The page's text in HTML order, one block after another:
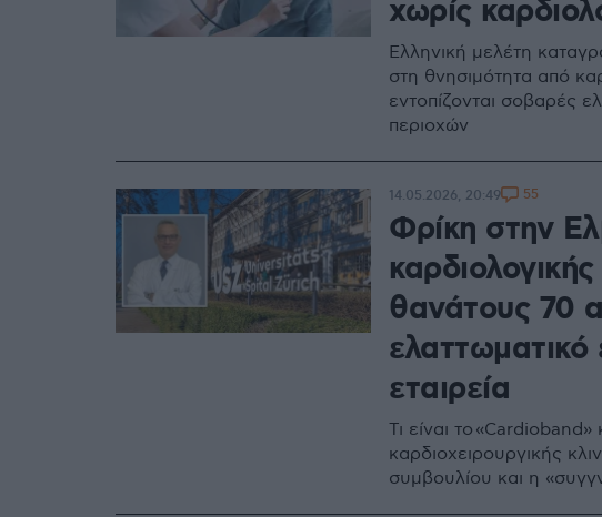
χωρίς
Ελληνική μελέτη
στη θνησιμότητα από
εντοπίζονται σοβαρές
περιοχών
Φρίκη στην
θανάτους 70
εταιρεία
Τι είναι το
καρδιοχειρουργικής
συμβουλίου και η
14.05.2026, 20:49 55